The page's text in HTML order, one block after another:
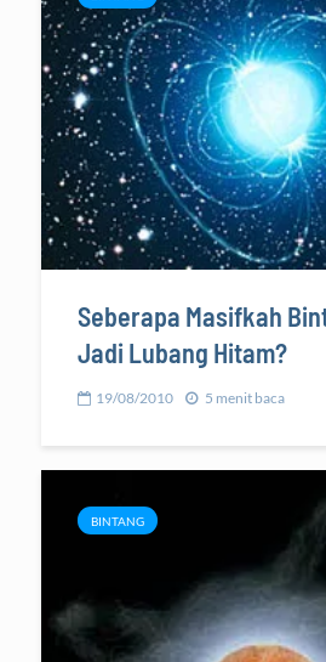
Seberapa Masifkah
Jadi Lubang Hitam?
19/08/2010 5 menit baca
BINTANG